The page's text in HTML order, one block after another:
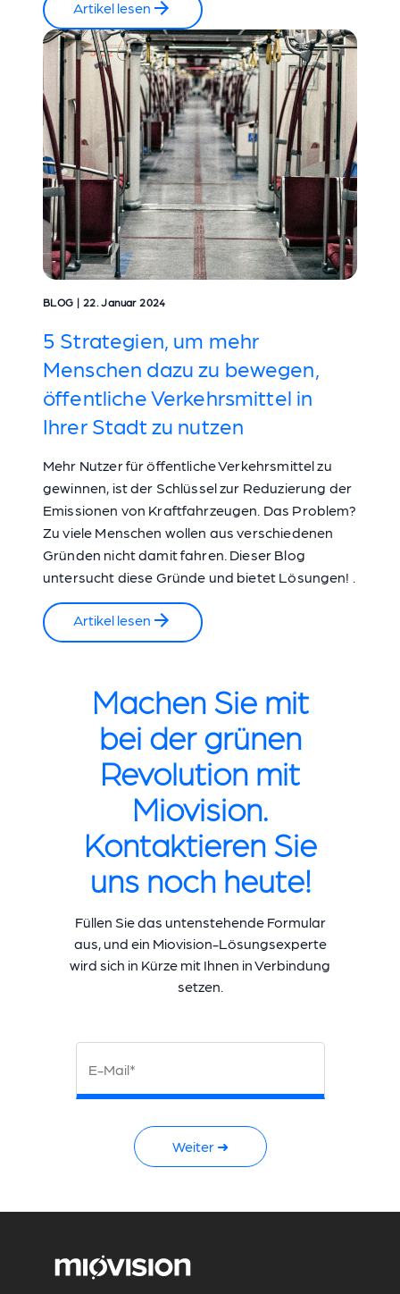
Artikel lesen
BLOG | 22. Januar 2024
5 Strategien, um mehr
Menschen dazu zu bewegen,
öffentliche Verkehrsmittel in
Ihrer Stadt zu nutzen
Mehr Nutzer für öffentliche Verkehrsmittel zu
gewinnen, ist der Schlüssel zur Reduzierung der
Emissionen von Kraftfahrzeugen. Das Problem?
Zu viele Menschen wollen aus verschiedenen
Gründen nicht damit fahren. Dieser Blog
untersucht diese Gründe und bietet Lösungen! .
Artikel lesen
Machen Sie mit
bei der grünen
Revolution mit
Miovision.
Kontaktieren Sie
uns noch heute!
Füllen Sie das untenstehende Formular
aus, und ein Miovision-Lösungsexperte
wird sich in Kürze mit Ihnen in Verbindung
setzen.
E-Mail*
Weiter ➜